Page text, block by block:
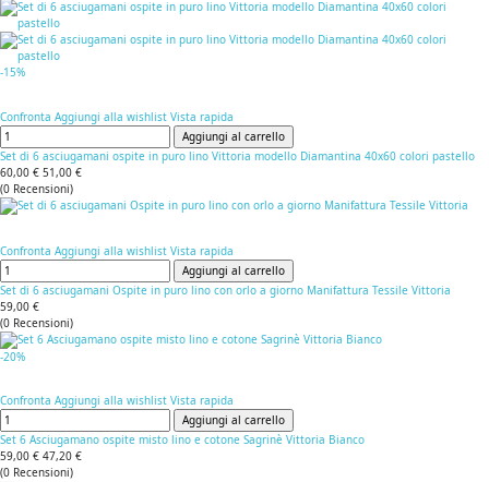
-15%
Confronta Aggiungi alla wishlist Vista rapida
Aggiungi al carrello
Set di 6 asciugamani ospite in puro lino Vittoria modello Diamantina 40x60 colori pastello
60,00 € 51,00 €
(0 Recensioni)
Confronta Aggiungi alla wishlist Vista rapida
Aggiungi al carrello
Set di 6 asciugamani Ospite in puro lino con orlo a giorno Manifattura Tessile Vittoria
59,00 €
(0 Recensioni)
-20%
Confronta Aggiungi alla wishlist Vista rapida
Aggiungi al carrello
Set 6 Asciugamano ospite misto lino e cotone Sagrinè Vittoria Bianco
59,00 € 47,20 €
(0 Recensioni)